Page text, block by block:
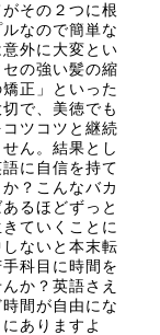
その２つに根
なので簡単な
外に大変とい
の強い髪の縮
正」といった
で、美徳でも
ツコツと継続
ん。結果とし
に自信を持て
？こんなバカ
るほどずっと
ていくことに
ないと本末転
科目に時間を
か？英語さえ
間が自由にな
ありますよ